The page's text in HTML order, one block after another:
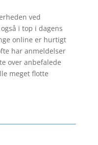
ved
i top i dagens
online er hurtigt
har anmeldelser
over anbefalede
meget flotte